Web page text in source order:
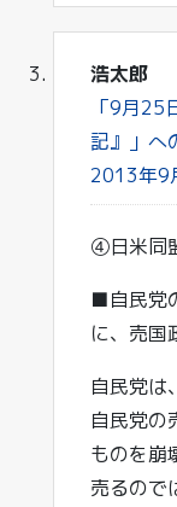
浩太郎
「9月25
記』」へ
2013年9
④日米同
■自民党
に、売国
自民党は
自民党の
ものを崩
売るので